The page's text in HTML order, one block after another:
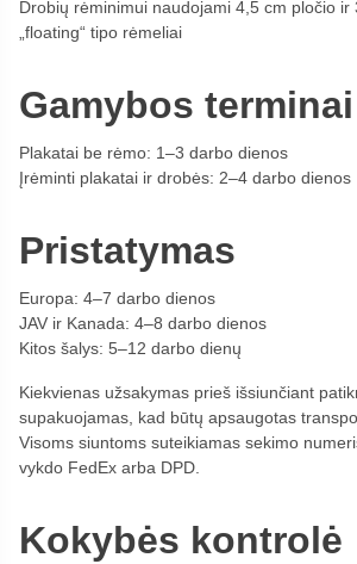
Drobių rėminimui naudojami 4,5 cm pločio ir
„floating“ tipo rėmeliai
Gamybos terminai
Plakatai be rėmo: 1–3 darbo dienos
Įrėminti plakatai ir drobės: 2–4 darbo dienos
Pristatymas
Europa: 4–7 darbo dienos
JAV ir Kanada: 4–8 darbo dienos
Kitos šalys: 5–12 darbo dienų
Kiekvienas užsakymas prieš išsiunčiant
supakuojamas, kad būtų apsaugotas
Visoms siuntoms suteikiamas sekimo
vykdo FedEx arba DPD.
Kokybės kontrolė